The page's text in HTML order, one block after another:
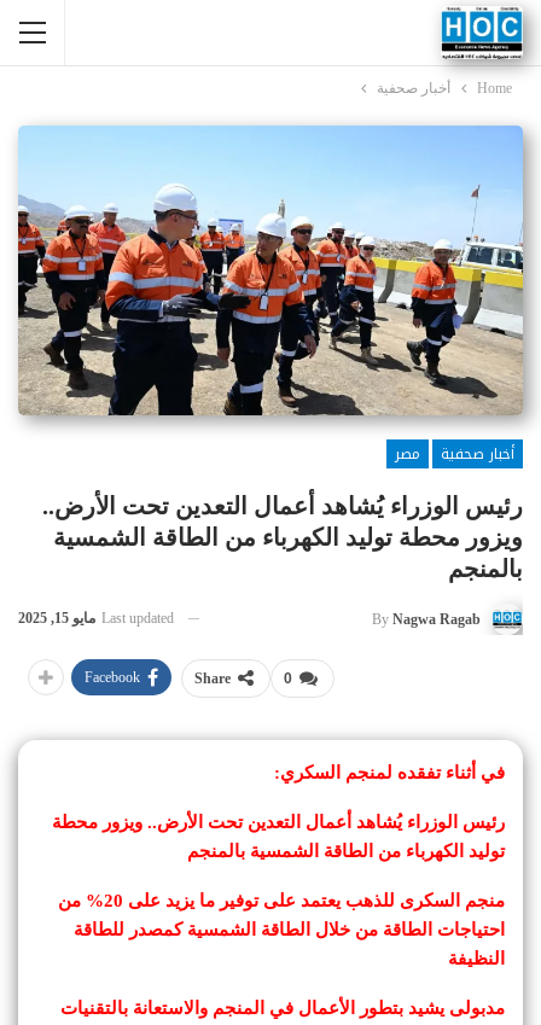
Home أخبار صحفية
أخبار صحفية
مصر
رئيس الوزراء يُشاهد أعمال التعدين تحت الأرض..
ويزور محطة توليد الكهرباء من الطاقة الشمسية
بالمنجم
By Nagwa Ragab
Last updated مايو 15, 2025
0
Share
Facebook
في أثناء تفقده لمنجم السكري:
رئيس الوزراء يُشاهد أعمال التعدين تحت الأرض.. ويزور محطة
توليد الكهرباء من الطاقة الشمسية بالمنجم
منجم السكرى للذهب يعتمد على توفير ما يزيد على 20% من
احتياجات الطاقة من خلال الطاقة الشمسية كمصدر للطاقة
النظيفة
مدبولى يشيد بتطور الأعمال في المنجم والاستعانة بالتقنيات